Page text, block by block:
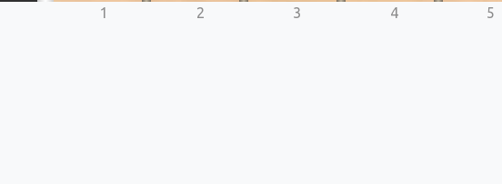
1 2 3 4 5